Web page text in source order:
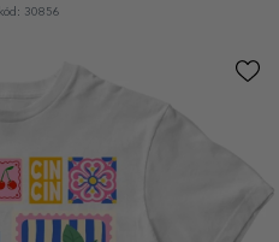
30856